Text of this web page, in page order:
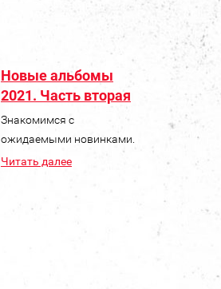
Новые альбомы
2021. Часть вторая
Знакомимся с
ожидаемыми новинками.
Читать далее